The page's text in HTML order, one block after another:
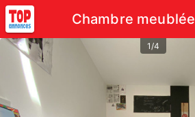
Chambre meublée
1/4